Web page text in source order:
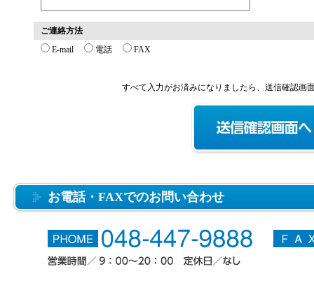
ご連絡方法
E-mail
電話 FAX
すべて入力がお済みになりましたら、送信確認画
お電話・FAXでのお問い合わせ